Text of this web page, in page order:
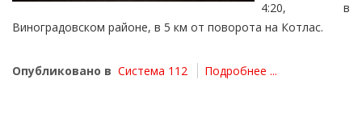
4:20, в
Виноградовском районе, в 5 км от поворота на Котлас.
Опубликовано в Система 112 Подробнее ...